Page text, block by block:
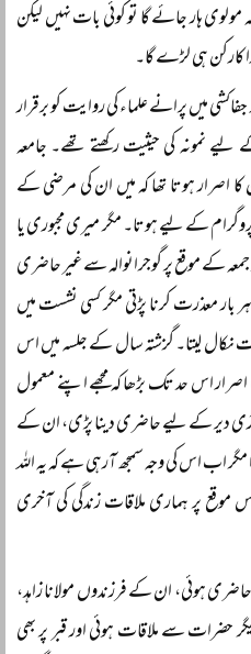
ہار جائے گا تو کوئی بات نہیں لیکن
کارکن ہی لڑے گا۔
میں پرانے علماء کی روایت کو برقرار
نمونہ کی حیثیت رکھتے تھے۔ جامعہ
اصرار ہوتا تھا کہ میں ان کی مرضی کے
کے لیے ہوتا۔ مگر میری مجبوری یا
کے موقع پر گوجرانوالہ سے غیر حاضری
معذرت کرنا پڑتی مگر کسی نشست میں
لیتا۔ گزشتہ سال کے جلسہ میں اس
اس حد تک بڑھا کہ مجھے اپنے معمول
دیر کے لیے حاضری دینا پڑی، ان کے
اب اس کی وجہ سمجھ آرہی ہے کہ یہ اللہ
موقع پر ہماری ملاقات زندگی کی آخری
میں حاضری ہوئی، ان کے فرزندوں مولانا زاہد،
دیگر حضرات سے ملاقات ہوئی اور قبر پر بھی